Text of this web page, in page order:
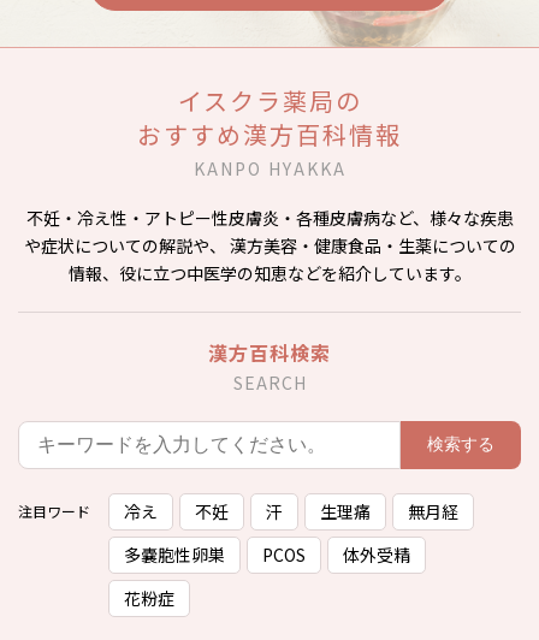
イスクラ薬局の
おすすめ漢方百科情報
KANPO HYAKKA
不妊・冷え性・アトピー性皮膚炎・各種皮膚病など、様々な疾患
や症状についての解説や、 漢方美容・健康食品・生薬についての
情報、役に立つ中医学の知恵などを紹介しています。
漢方百科検索
SEARCH
注目ワード 冷え 不妊 汗 生理痛
無月経
多嚢胞性卵巣
PCOS
体外受精
花粉症